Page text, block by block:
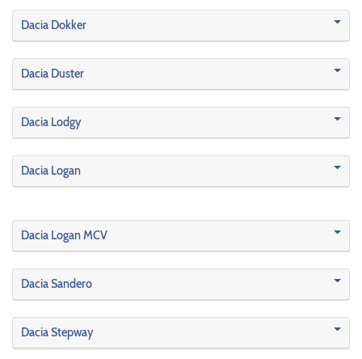
Dacia Dokker
Dacia Duster
Dacia Lodgy
Dacia Logan
Dacia Logan MCV
Dacia Sandero
Dacia Stepway